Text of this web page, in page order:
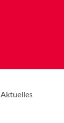
Aktuelles